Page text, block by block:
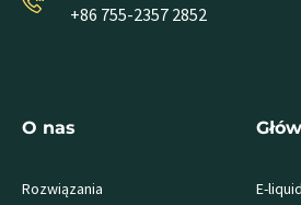
+86 755-2357 2852
O nas
Rozwiązania E-